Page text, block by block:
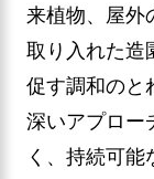
来植物、屋外
取り入れた造
促す調和のと
深いアプロー
く、持続可